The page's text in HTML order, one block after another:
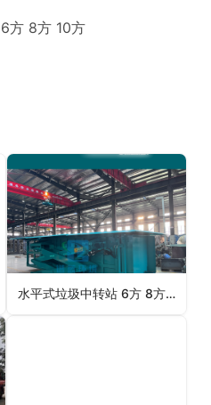
方 8方 10方
水平式垃圾中转站 6方 8方 10方